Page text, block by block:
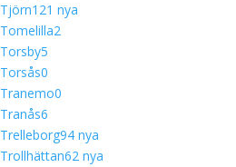
Tjörn121 nya
Tomelilla2
Torsby5
Torsås0
Tranemo0
Tranås6
Trelleborg94 nya
Trollhättan62 nya